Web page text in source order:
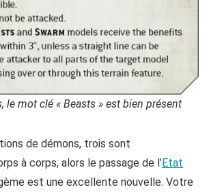
le mot clé « Beasts » est bien présent
de démons, trois sont
à corps, alors le passage de l’Etat
est une excellente nouvelle. Votre